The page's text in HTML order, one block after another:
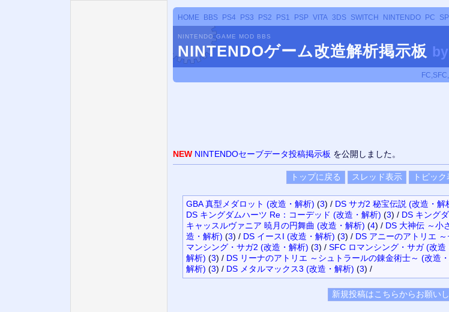
HOME BBS PS4 PS3 PS2 PS1 PSP VITA 3DS SWITCH NINTENDO PC SP
NINTENDO GAME MOD BBS
NINTENDOゲーム改造解析掲示板 by
NEW NINTENDOセーブデータ投稿掲示板 を公開しました。
GBA 真型メダロット (改造・解析) (3) / DS サガ2 秘宝伝説 (改造・解
DS キングダムハーツ Re：コーデッド (改造・解析) (3) / DS キング
キャッスルヴァニア 暁月の円舞曲 (改造・解析) (4) / DS 大神伝 ～小
造・解析) (3) / DS イースI (改造・解析) (3) / DS アニーのアトリエ
マンシング・サガ2 (改造・解析) (3) / SFC ロマンシング・サガ (改造
解析) (3) / DS リーナのアトリエ ～シュトラールの錬金術士～ (改造
解析) (3) / DS メタルマックス3 (改造・解析) (3) /